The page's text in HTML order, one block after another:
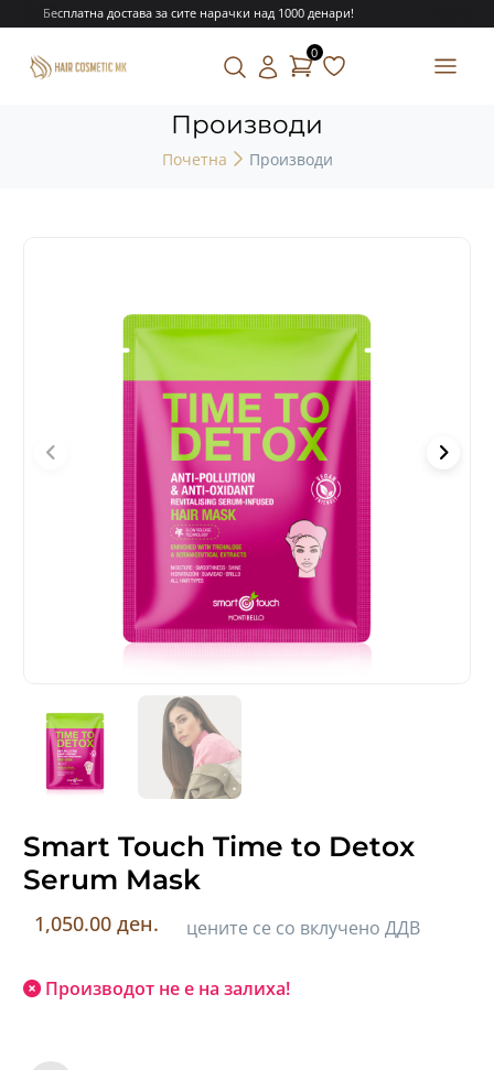
Бесплатна достава за сите нарачки над 1000 денари!
0
Производи
Почетна Производи
Smart Touch Time to Detox
Serum Mask
1,050.00 ден. цените се со вклучено ДДВ
Производот не е на залиха!